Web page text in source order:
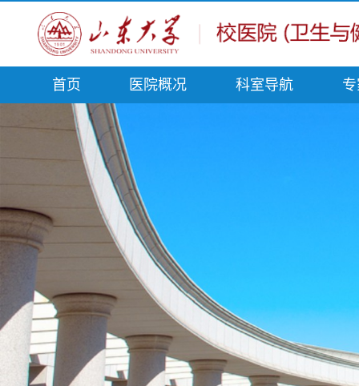
首页 医院概况 科室导航